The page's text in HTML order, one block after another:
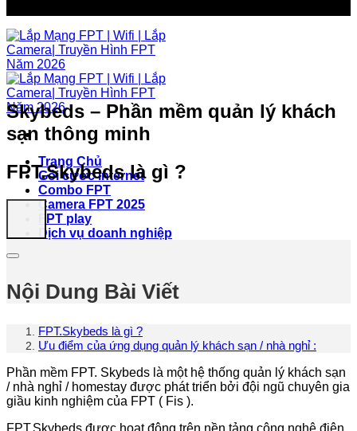
Trang Chủ
Gói cước internet
Combo FPT
Camera FPT 2025
FPT play
Dịch vụ doanh nghiệp
Skybeds – Phần mềm quản lý khách
sạn thông minh
FPT.Skybeds là gì ?
Nội Dung Bài Viết
FPT.Skybeds là gì ?
Ưu điểm của ứng dụng quản lý khách sạn / nhà nghỉ :
Phần mềm FPT. Skybeds là một hệ thống quản lý khách sạn
/ nhà nghỉ / homestay được phát triển bởi đội ngũ chuyên gia
giầu kinh nghiệm của FPT ( Fis ).